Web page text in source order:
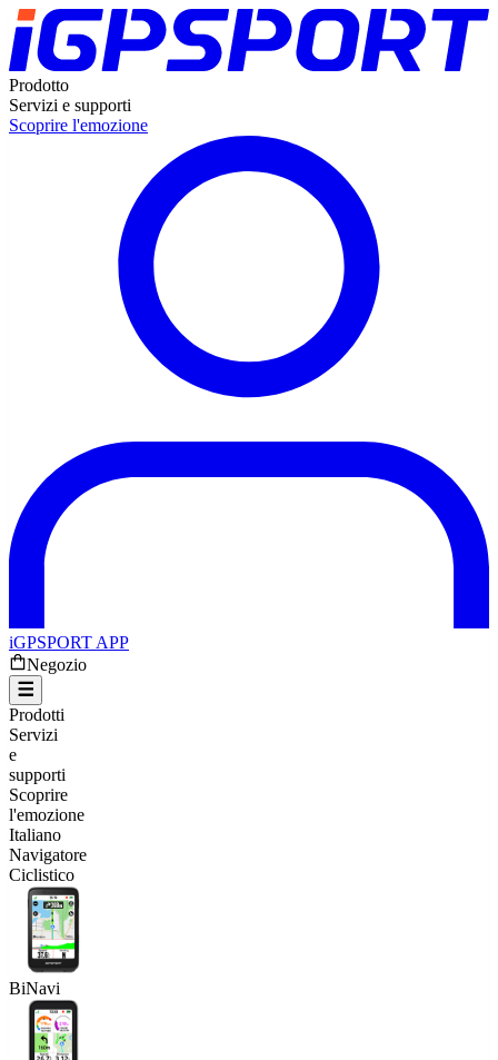
Prodotto
Servizi e supporti
Scoprire l'emozione
iGPSPORT APP
Negozio
Prodotti
Servizi
e
supporti
Scoprire
l'emozione
Italiano
Navigatore
Ciclistico
BiNavi